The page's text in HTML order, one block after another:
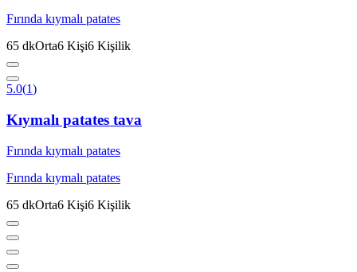
Fırında kıymalı patates
65 dkOrta6 Kişi6 Kişilik
5.0(1)
Kıymalı patates tava
Fırında kıymalı patates
Fırında kıymalı patates
65 dkOrta6 Kişi6 Kişilik